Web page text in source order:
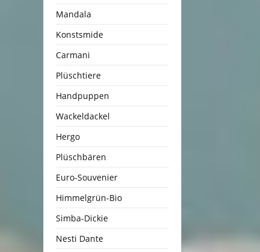
Mandala
Konstsmide
Carmani
Plüschtiere
Handpuppen
Wackeldackel
Hergo
Plüschbären
Euro-Souvenier
Himmelgrün-Bio
Simba-Dickie
Nesti Dante